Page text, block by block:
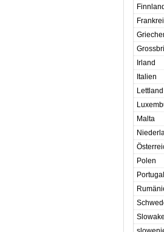
Finnland
Irland
Italien
Lettland
Malta
Polen
Portugal